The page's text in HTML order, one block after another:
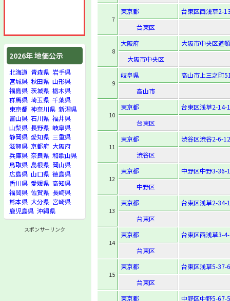
2026年 地価公示
北海道 青森県 岩手県
宮城県 秋田県 山形県
福島県 茨城県 栃木県
群馬県 埼玉県 千葉県
東京都 神奈川県 新潟県
富山県 石川県 福井県
山梨県 長野県 岐阜県
静岡県 愛知県 三重県
滋賀県 京都府 大阪府
兵庫県 奈良県 和歌山県
鳥取県 島根県 岡山県
広島県 山口県 徳島県
香川県 愛媛県 高知県
福岡県 佐賀県 長崎県
熊本県 大分県 宮崎県
鹿児島県 沖縄県
スポンサーリンク
7
東京都
台東区西浅草2-
台東区
8
大阪府
大阪市中央区道
大阪市中央区
9
岐阜県
高山市上三之町
高山市
10
東京都
台東区浅草2-14-
台東区
11
東京都
渋谷区渋谷2-6-12
渋谷区
12
東京都
中野区中野3-36-
中野区
13
東京都
台東区浅草2-34-
台東区
14
東京都
台東区西浅草3-
台東区
15
東京都
台東区浅草5-37-6
台東区
東京都
中野区中野5-67-5